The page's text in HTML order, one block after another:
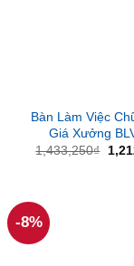
Bàn Làm Việc
Giá Xưởng
1,433,250₫
Giá
-8%